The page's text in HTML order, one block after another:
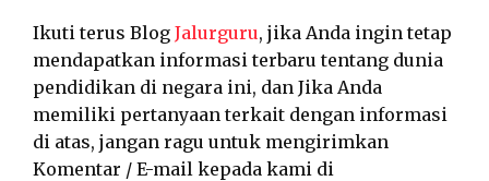
Ikuti terus Blog Jalurguru, jika Anda ingin tetap
mendapatkan informasi terbaru tentang dunia
pendidikan di negara ini, dan Jika Anda
memiliki pertanyaan terkait dengan informasi
di atas, jangan ragu untuk mengirimkan
Komentar / E-mail kepada kami di